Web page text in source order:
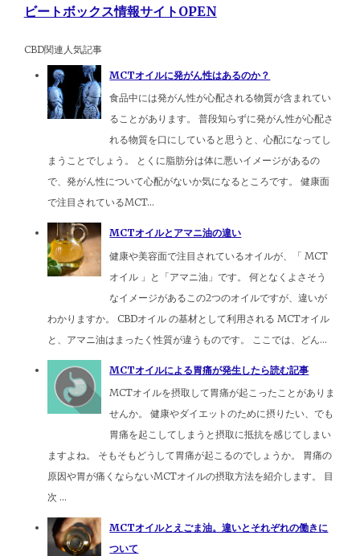
ビートボックス情報サイトOPEN
CBD関連人気記事
MCTオイルに発がん性はあるのか？
食品中には発がん性が心配される物質が含まれてい
ることがあります。 普段知らずに発がん性が心配さ
れる物質を口にしていると思うと、心配になってし
まうことでしょう。 とくに脂肪分は体に悪いイメージがあるの
で、発がん性について心配がないか気になるところです。 健康面
で注目されているMCT...
MCTオイルとアマニ油の違い
健康や美容面で注目されているオイルが、「 MCT
オイル 」と「アマニ油」です。 何となくよさそう
なイメージがあるこの2つのオイルですが、違いが
わかりますか。 CBDオイル の基材として利用される MCTオイル
と、アマニ油はまったく性質が違うものです。 ここでは、どん...
MCTオイルによる胃痛が発生したら読む記事
MCTオイルを摂取して胃痛が起こったことがありま
せんか。 健康やダイエットのために摂りたい、でも
胃痛を起こしてしまうと摂取に抵抗を感じてしまい
ますよね。 そもそもどうして胃痛が起こるのでしょうか。 胃痛の
原因や胃が痛くならないMCTオイルの摂取方法を紹介します。 目
次 ...
MCTオイルとえごま油。違いとそれぞれの働きに
ついて